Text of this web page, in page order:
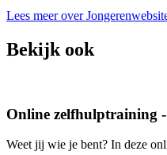
Lees meer over
Bekijk ook
Online zelfhulptraining
Weet jij wie je bent? In deze